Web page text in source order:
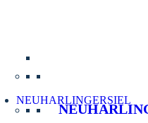
NEUHARLINGERSIEL